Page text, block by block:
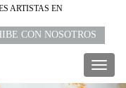
ARTISTAS EN
CON NOSOTROS